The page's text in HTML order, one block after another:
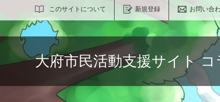
このサイトについて 新規登録 お問い合
サイト内検索
大府市民活動支援サイト コ